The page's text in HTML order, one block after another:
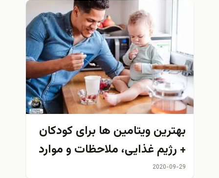
بهترین ویتامین ها برای کودکان
+ رژیم غذایی، ملاحظات و موارد
دیگر
2020-09-29